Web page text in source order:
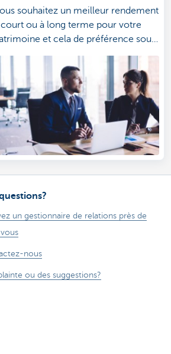
souhaitez un meilleur rendement
ou à long terme pour votre
et cela de préférence sous
régime fiscal le plus avantageux?
vous propose une solution sur
un gestionnaire de relations près de
nous
ou des suggestions?